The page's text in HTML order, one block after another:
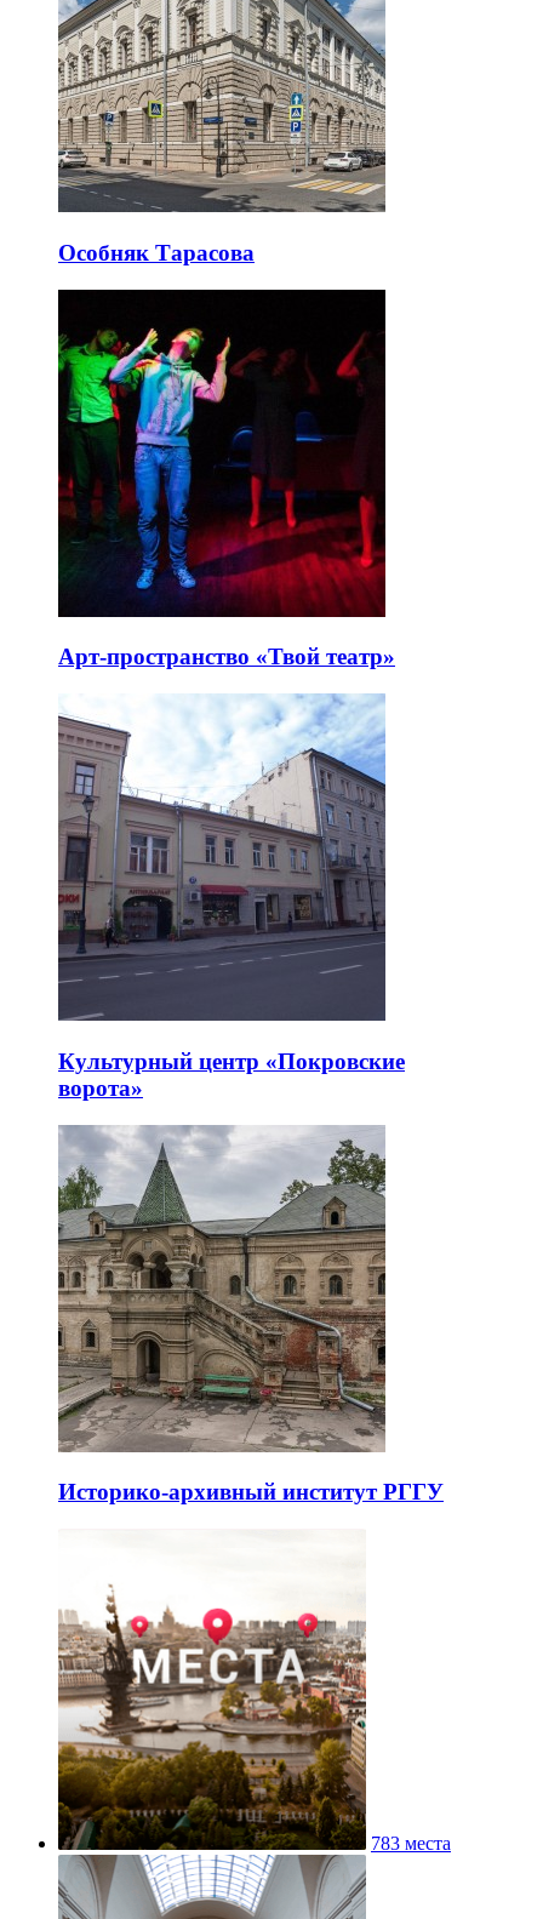
Особняк Тарасова
Арт-пространство «Твой театр»
Культурный центр «Покровские
ворота»
Историко-архивный институт РГГУ
783 места